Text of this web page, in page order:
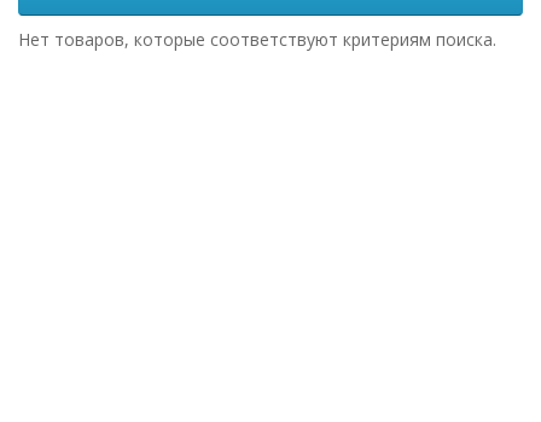
Нет товаров, которые соответствуют критериям поиска.